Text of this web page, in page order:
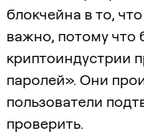
блокчейна в то,
важно, потому что
криптоиндустрии
паролей». Они
пользователи
проверить.